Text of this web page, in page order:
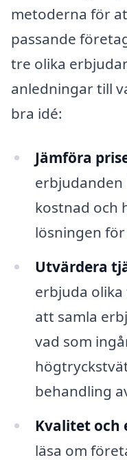
metoderna för
passande
tre olika
anledningar till
bra idé:
Jämföra
erbjudanden
kostnad och
lösningen
Utvärdera
erbjuda
att samla
vad som
behandling
Kvalitet och
läsa om